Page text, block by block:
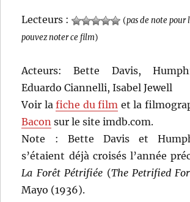
Lecteurs : (pas de note pour
pouvez noter ce film)
Acteurs: Bette Davis,
Eduardo Ciannelli, Isabel Jewell
Voir lafiche du film et la
Bacon sur le site imdb.com.
Note : Bette Davis et
s’étaient déjà croisés l’année
La Forêt Pétrifiée (The Petrified
Mayo (1936).